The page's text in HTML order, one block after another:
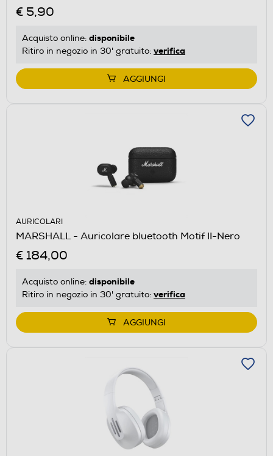
€ 5,90
Acquisto online: disponibile
Ritiro in negozio in 30' gratuito: verifica
AGGIUNGI
AURICOLARI
MARSHALL - Auricolare bluetooth Motif II-Nero
€ 184,00
Acquisto online: disponibile
Ritiro in negozio in 30' gratuito: verifica
AGGIUNGI